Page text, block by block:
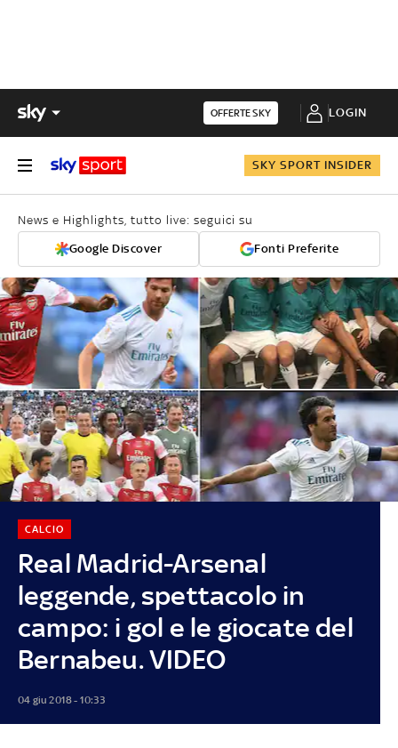
OFFERTE SKY LOGIN
SKY SPORT INSIDER
News e Highlights, tutto live: seguici su
Google Discover Fonti Preferite
Real Madrid-Arsenal
leggende, spettacolo in
campo: i gol e le giocate del
Bernabeu. VIDEO
CALCIO
04 giu 2018 - 10:33